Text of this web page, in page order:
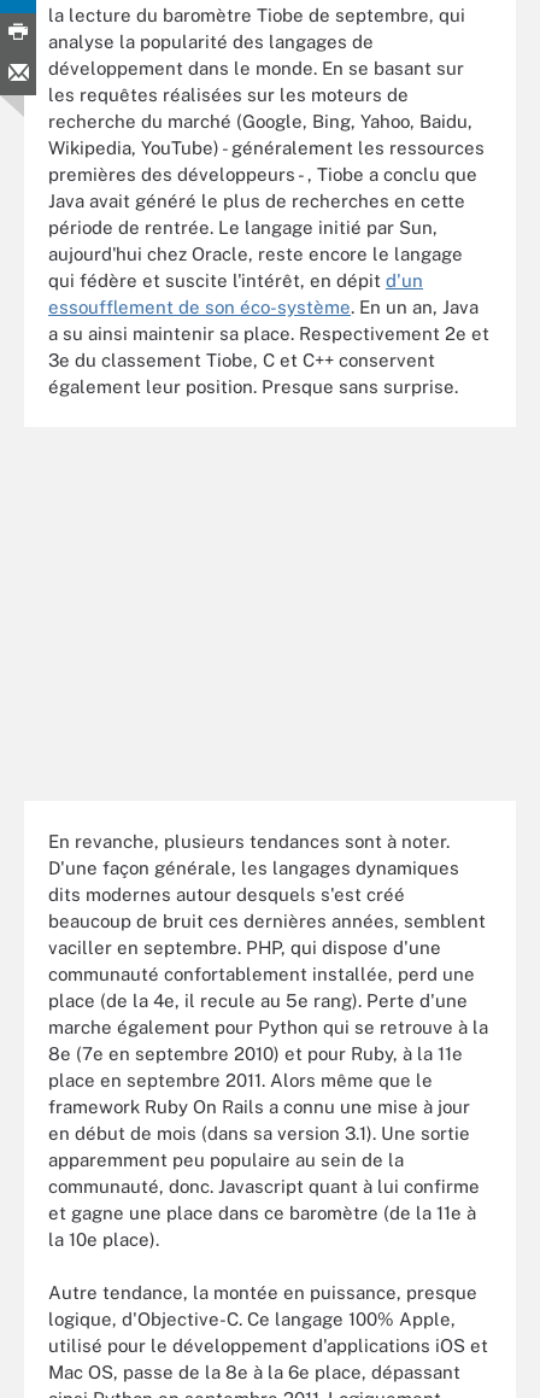
la lecture du baromètre Tiobe de septembre, qui
analyse la popularité des langages de
développement dans le monde. En se basant sur
les requêtes réalisées sur les moteurs de
recherche du marché (Google, Bing, Yahoo, Baidu,
Wikipedia, YouTube) - généralement les ressources
premières des développeurs - , Tiobe a conclu que
Java avait généré le plus de recherches en cette
période de rentrée. Le langage initié par Sun,
aujourd'hui chez Oracle, reste encore le langage
qui fédère et suscite l'intérêt, en dépit d'un
essoufflement de son éco-système. En un an, Java
a su ainsi maintenir sa place. Respectivement 2e et
3e du classement Tiobe, C et C++ conservent
également leur position. Presque sans surprise.
En revanche, plusieurs tendances sont à noter.
D'une façon générale, les langages dynamiques
dits modernes autour desquels s'est créé
beaucoup de bruit ces dernières années, semblent
vaciller en septembre. PHP, qui dispose d'une
communauté confortablement installée, perd une
place (de la 4e, il recule au 5e rang). Perte d'une
marche également pour Python qui se retrouve à la
8e (7e en septembre 2010) et pour Ruby, à la 11e
place en septembre 2011. Alors même que le
framework Ruby On Rails a connu une mise à jour
en début de mois (dans sa version 3.1). Une sortie
apparemment peu populaire au sein de la
communauté, donc. Javascript quant à lui confirme
et gagne une place dans ce baromètre (de la 11e à
la 10e place).
Autre tendance, la montée en puissance, presque
logique, d'Objective-C. Ce langage 100% Apple,
utilisé pour le développement d'applications iOS et
Mac OS, passe de la 8e à la 6e place, dépassant